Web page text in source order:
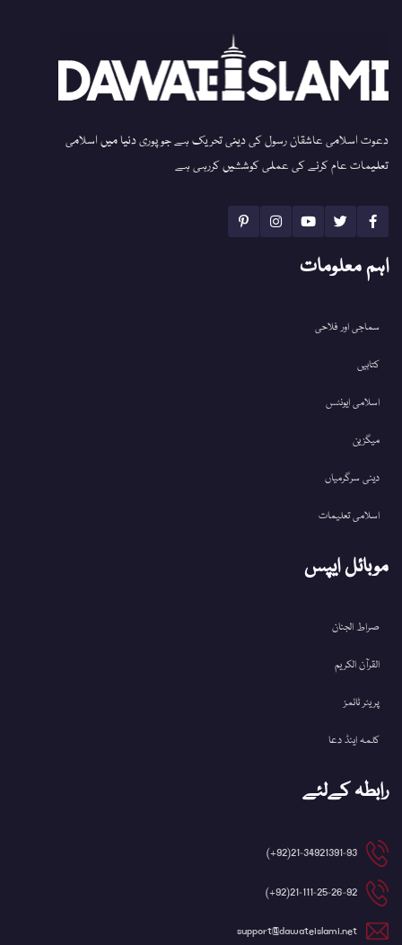
دعوت اسلامی عاشقان رسول کی دینی تحریک ہے جو پوری دنیا میں اسلامی
تعلیمات عام کرنے کی عملی کوششیں کررہی ہے
اہم معلومات
سماجی اور فلاحی
کتابیں
اسلامی ایونٹس
میگزین
دینی سرگرمیاں
اسلامی تعلیمات
موبائل ایپس
صراط الجنان
القرآن الکریم
پریئر ٹائمز
کلمہ اینڈ دعا
رابطہ کےلئے
21-34921391-93(92+)
21-111-25-26-92(92+)
support@dawateislami.net